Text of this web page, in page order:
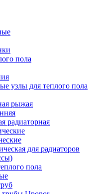
пола
узлы для теплого пола
рыжая
радиаторная
для радиаторов
пола